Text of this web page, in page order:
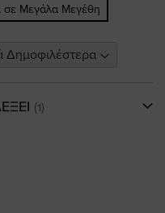
Μεγάλα Μεγέθη